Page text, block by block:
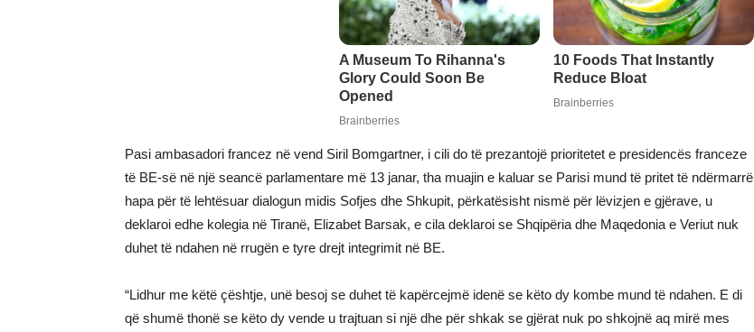
Pasi ambasadori francez në vend Siril Bomgartner, i cili do të prezantojë prioritetet e presidencës franceze
të BE-së në një seancë parlamentare më 13 janar, tha muajin e kaluar se Parisi mund të pritet të ndërmarrë
hapa për të lehtësuar dialogun midis Sofjes dhe Shkupit, përkatësisht nismë për lëvizjen e gjërave, u
deklaroi edhe kolegia në Tiranë, Elizabet Barsak, e cila deklaroi se Shqipëria dhe Maqedonia e Veriut nuk
duhet të ndahen në rrugën e tyre drejt integrimit në BE.
“Lidhur me këtë çështje, unë besoj se duhet të kapërcejmë idenë se këto dy kombe mund të ndahen. E di
që shumë thonë se këto dy vende u trajtuan si një dhe për shkak se gjërat nuk po shkojnë aq mirë mes